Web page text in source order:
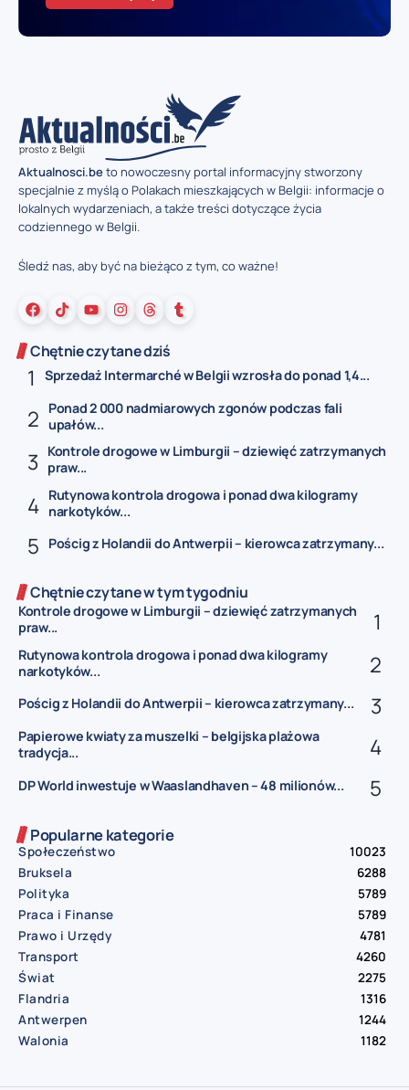
Aktualnosci.beto nowoczesny portal informacyjny stworzony
specjalnie z myślą o Polakach mieszkających w Belgii: informacje o
lokalnych wydarzeniach, a także treści dotyczące życia
codziennego w Belgii.
Śledź nas, aby być na bieżąco z tym, co ważne!
Chętnie czytane dziś
Sprzedaż Intermarché w Belgii wzrosła do ponad 1,4...
Ponad 2 000 nadmiarowych zgonów podczas fali
upałów...
Kontrole drogowe w Limburgii – dziewięć zatrzymanych
praw...
Rutynowa kontrola drogowa i ponad dwa kilogramy
narkotyków...
Pościg z Holandii do Antwerpii – kierowca zatrzymany...
Chętnie czytane w tym tygodniu
Kontrole drogowe w Limburgii – dziewięć zatrzymanych
praw...
Rutynowa kontrola drogowa i ponad dwa kilogramy
narkotyków...
Pościg z Holandii do Antwerpii – kierowca zatrzymany...
Papierowe kwiaty za muszelki – belgijska plażowa
tradycja...
DP World inwestuje w Waaslandhaven – 48 milionów...
Popularne kategorie
Społeczeństwo
10023
Bruksela
6288
Polityka
5789
Praca i Finanse
5789
Prawo i Urzędy
4781
Transport
4260
Świat
2275
Flandria
1316
Antwerpen
1244
Walonia
1182